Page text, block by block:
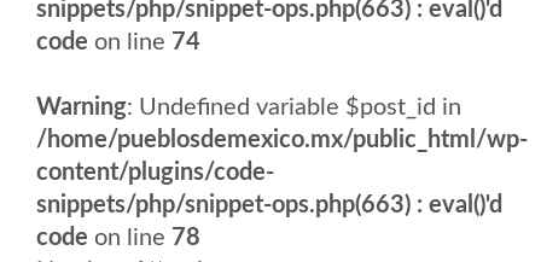
snippets/php/snippet-ops.php(663) : eval()'d
code on line 74
Warning: Undefined variable $post_id in
/home/pueblosdemexico.mx/public_html/wp-
content/plugins/code-
snippets/php/snippet-ops.php(663) : eval()'d
code on line 78